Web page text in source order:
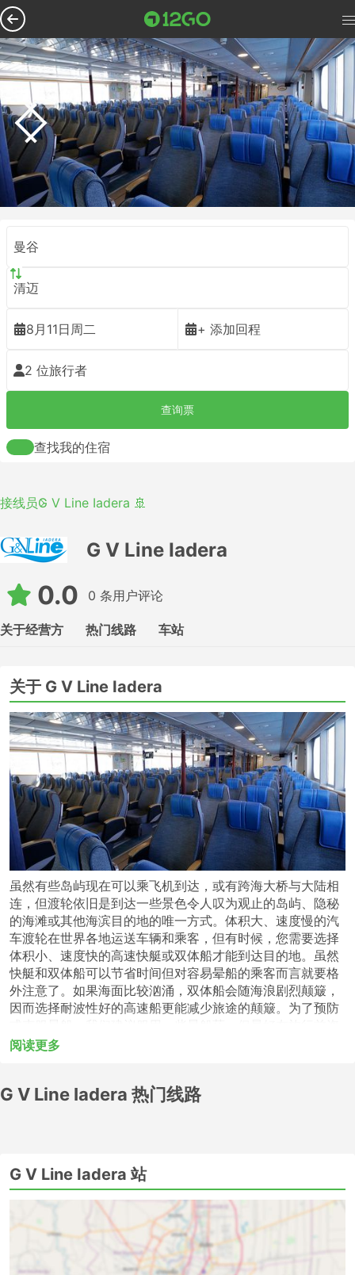
曼谷
清迈
8月11日周二 + 添加回程
2 位旅行者
查询票
查找我的住宿
接线员G V Line Iadera 🚢
G V Line Iadera
0.0 0 条用户评论
关于经营方 热门线路 车站
关于 G V Line Iadera
虽然有些岛屿现在可以乘飞机到达，或有跨海大桥与大陆相
连，但渡轮依旧是到达一些景色令人叹为观止的岛屿、隐秘
的海滩或其他海滨目的地的唯一方式。体积大、速度慢的汽
车渡轮在世界各地运送车辆和乘客，但有时候，您需要选择
体积小、速度快的高速快艇或双体船才能到达目的地。虽然
快艇和双体船可以节省时间但对容易晕船的乘客而言就要格
外注意了。如果海面比较汹涌，双体船会随海浪剧烈颠簸，
因而选择耐波性好的高速船更能减少旅途的颠簸。为了预防
询一下医生，并且在船上尽可能选择露天甲板上的座位。
务，而不用浪费时间去售票处。
阅完整的码头指南:
G V Line Iadera Office
锡尔巴港
Krk Harbor
Losinj Pier
阅读更多
G V Line Iadera 热门线路
G V Line Iadera 站